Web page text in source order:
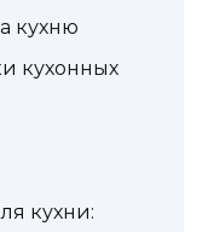
кухню
кухонных
кухни: